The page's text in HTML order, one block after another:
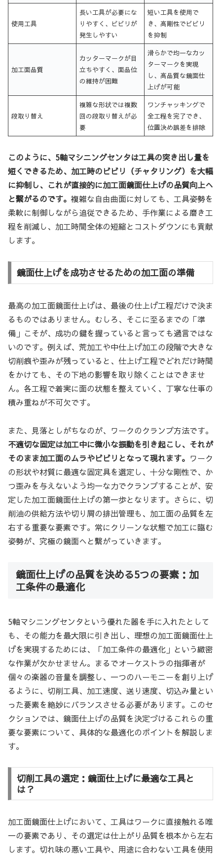
使用工具
長い工具が必要にな
りやすく、ビビリが
発生しやすい
短い工具を使用で
き、高剛性でビビリ
を抑制
加工面品質
カッターマークが目
立ちやすく、面品位
の維持が困難
滑らかで均一なカッ
ターマークを実現
し、高品質な鏡面仕
上げが可能
段取り替え
複雑な形状では複数
回の段取り替えが必
要
ワンチャッキングで
全工程を完了でき、
位置決め誤差を排除
このように、5軸マシニングセンタは工具の突き出し量を
短くできるため、加工時のビビリ（チャタリング）を大幅
に抑制し、これが直接的に加工面鏡面仕上げの品質向上へ
と繋がるのです。 複雑な自由曲面に対しても、工具姿勢を
柔軟に制御しながら追従できるため、手作業による磨き工
程を削減し、加工時間全体の短縮とコストダウンにも貢献
します。
鏡面仕上げを成功させるための加工面の準備
最高の加工面鏡面仕上げは、最後の仕上げ工程だけで決ま
るものではありません。むしろ、そこに至るまでの「準
備」こそが、成功の鍵を握っていると言っても過言ではな
いのです。例えば、荒加工や中仕上げ加工の段階で大きな
切削痕や歪みが残っていると、仕上げ工程でどれだけ時間
をかけても、その下地の影響を取り除くことはできませ
ん。各工程で着実に面の状態を整えていく、丁寧な仕事の
積み重ねが不可欠です。
また、見落としがちなのが、ワークのクランプ方法です。
不適切な固定は加工中に微小な振動を引き起こし、それが
そのまま加工面のムラやビビリとなって現れます。 ワーク
の形状や材質に最適な固定具を選定し、十分な剛性で、か
つ歪みを与えないよう均一な力でクランプすることが、安
定した加工面鏡面仕上げの第一歩となります。さらに、切
削油の供給方法や切り屑の排出管理も、加工面の品質を左
右する重要な要素です。常にクリーンな状態で加工に臨む
姿勢が、究極の鏡面へと繋がっていきます。
鏡面仕上げの品質を決める5つの要素：加
工条件の最適化
5軸マシニングセンタという優れた器を手に入れたとして
も、その能力を最大限に引き出し、理想の加工面鏡面仕上
げを実現するためには、「加工条件の最適化」という緻密
な作業が欠かせません。まるでオーケストラの指揮者が
個々の楽器の音量を調整し、一つのハーモニーを創り上げ
るように、切削工具、加工速度、送り速度、切込み量とい
った要素を絶妙にバランスさせる必要があります。このセ
クションでは、鏡面仕上げの品質を決定づけるこれらの重
要な要素について、具体的な最適化のポイントを解説しま
す。
切削工具の選定：鏡面仕上げに最適な工具と
は？
加工面鏡面仕上げにおいて、工具はワークに直接触れる唯
一の要素であり、その選定は仕上がり品質を根本から左右
します。切れ味の悪い工具や、用途に合わない工具を使用